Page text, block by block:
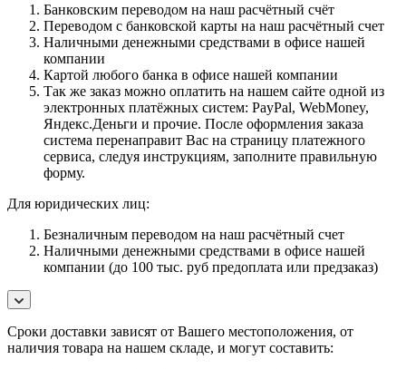
Банковским переводом на наш расчётный счёт
Переводом с банковской карты на наш расчётный счет
Наличными денежными средствами в офисе нашей
компании
Картой любого банка в офисе нашей компании
Так же заказ можно оплатить на нашем сайте одной из
электронных платёжных систем: PayPal, WebMoney,
Яндекс.Деньги и прочие. После оформления заказа
система перенаправит Вас на страницу платежного
сервиса, следуя инструкциям, заполните правильную
форму.
Для юридических лиц:
Безналичным переводом на наш расчётный счет
Наличными денежными средствами в офисе нашей
компании (до 100 тыс. руб предоплата или предзаказ)
Сроки доставки зависят от Вашего местоположения, от
наличия товара на нашем складе, и могут составить: